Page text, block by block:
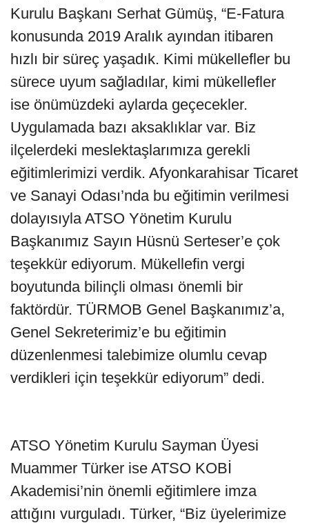
Kurulu Başkanı Serhat Gümüş, “E-Fatura
konusunda 2019 Aralık ayından itibaren
hızlı bir süreç yaşadık. Kimi mükellefler bu
sürece uyum sağladılar, kimi mükellefler
ise önümüzdeki aylarda geçecekler.
Uygulamada bazı aksaklıklar var. Biz
ilçelerdeki meslektaşlarımıza gerekli
eğitimlerimizi verdik. Afyonkarahisar Ticaret
ve Sanayi Odası’nda bu eğitimin verilmesi
dolayısıyla ATSO Yönetim Kurulu
Başkanımız Sayın Hüsnü Serteser’e çok
teşekkür ediyorum. Mükellefin vergi
boyutunda bilinçli olması önemli bir
faktördür. TÜRMOB Genel Başkanımız’a,
Genel Sekreterimiz’e bu eğitimin
düzenlenmesi talebimize olumlu cevap
verdikleri için teşekkür ediyorum” dedi.
ATSO Yönetim Kurulu Sayman Üyesi
Muammer Türker ise ATSO KOBİ
Akademisi’nin önemli eğitimlere imza
attığını vurguladı. Türker, “Biz üyelerimize